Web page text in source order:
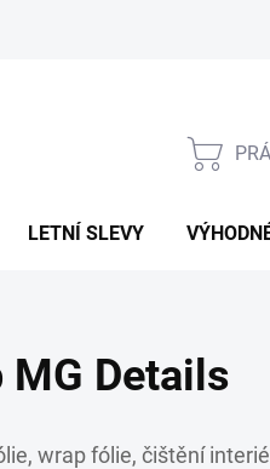
LETNÍ SLEVY
MG Details
wrap fólie, čištění